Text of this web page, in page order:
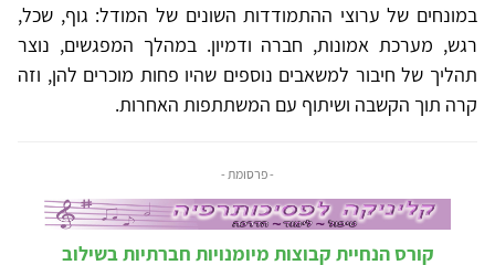
במונחים של ערוצי ההתמודדות השונים של המודל: גוף, שכל,
רגש, מערכת אמונות, חברה ודמיון. במהלך המפגשים, נוצר
תהליך של חיבור למשאבים נוספים שהיו פחות מוכרים להן, וזה
קרה תוך הקשבה ושיתוף עם המשתתפות האחרות.
- פרסומת -
קורס הנחיית קבוצות מיומנויות חברתיות בשילוב